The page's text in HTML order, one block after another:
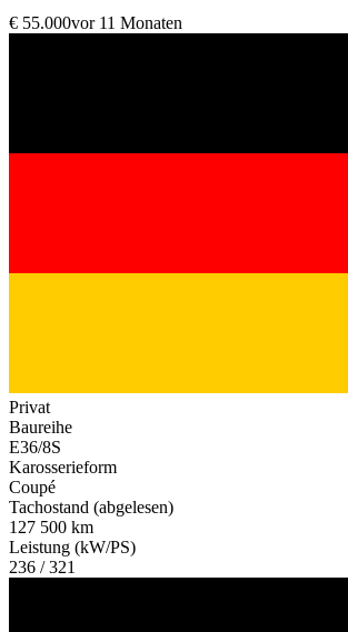
€ 55.000vor 11 Monaten
Privat
Baureihe
E36/8S
Karosserieform
Coupé
Tachostand (abgelesen)
127 500 km
Leistung (kW/PS)
236 / 321